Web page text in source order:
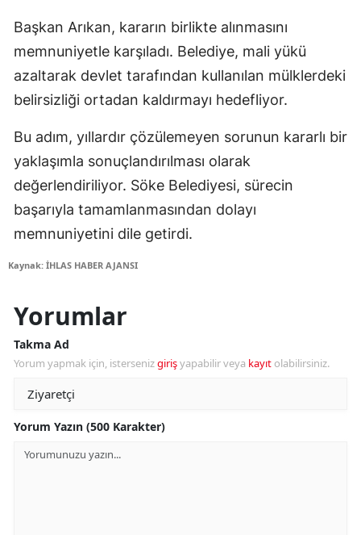
Başkan Arıkan, kararın birlikte alınmasını
memnuniyetle karşıladı. Belediye, mali yükü
azaltarak devlet tarafından kullanılan mülklerdeki
belirsizliği ortadan kaldırmayı hedefliyor.
Bu adım, yıllardır çözülemeyen sorunun kararlı bir
yaklaşımla sonuçlandırılması olarak
değerlendiriliyor. Söke Belediyesi, sürecin
başarıyla tamamlanmasından dolayı
memnuniyetini dile getirdi.
Kaynak: İHLAS HABER AJANSI
Yorumlar
Takma Ad
Yorum yapmak için, istersenizgirişyapabilir veya kayıt olabilirsiniz.
Yorum Yazın (500 Karakter)